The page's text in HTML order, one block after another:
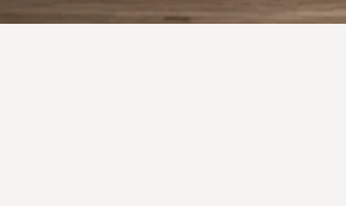
Boostez